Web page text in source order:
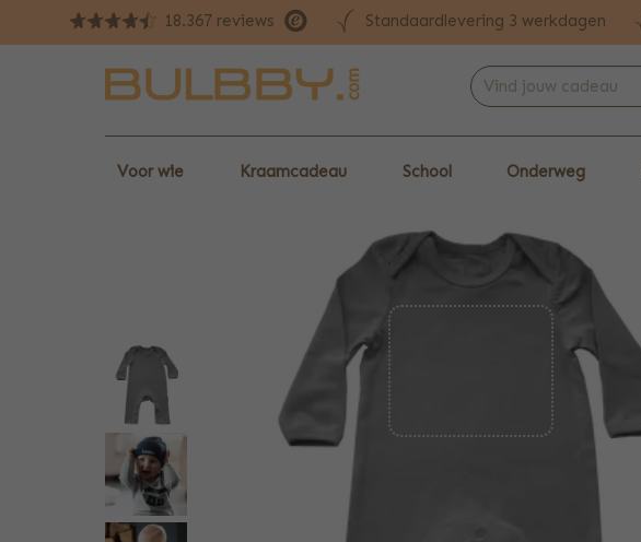
18.367 reviews Standaardlevering 3 werkdagen
Voor wie Kraamcadeau School Onderweg